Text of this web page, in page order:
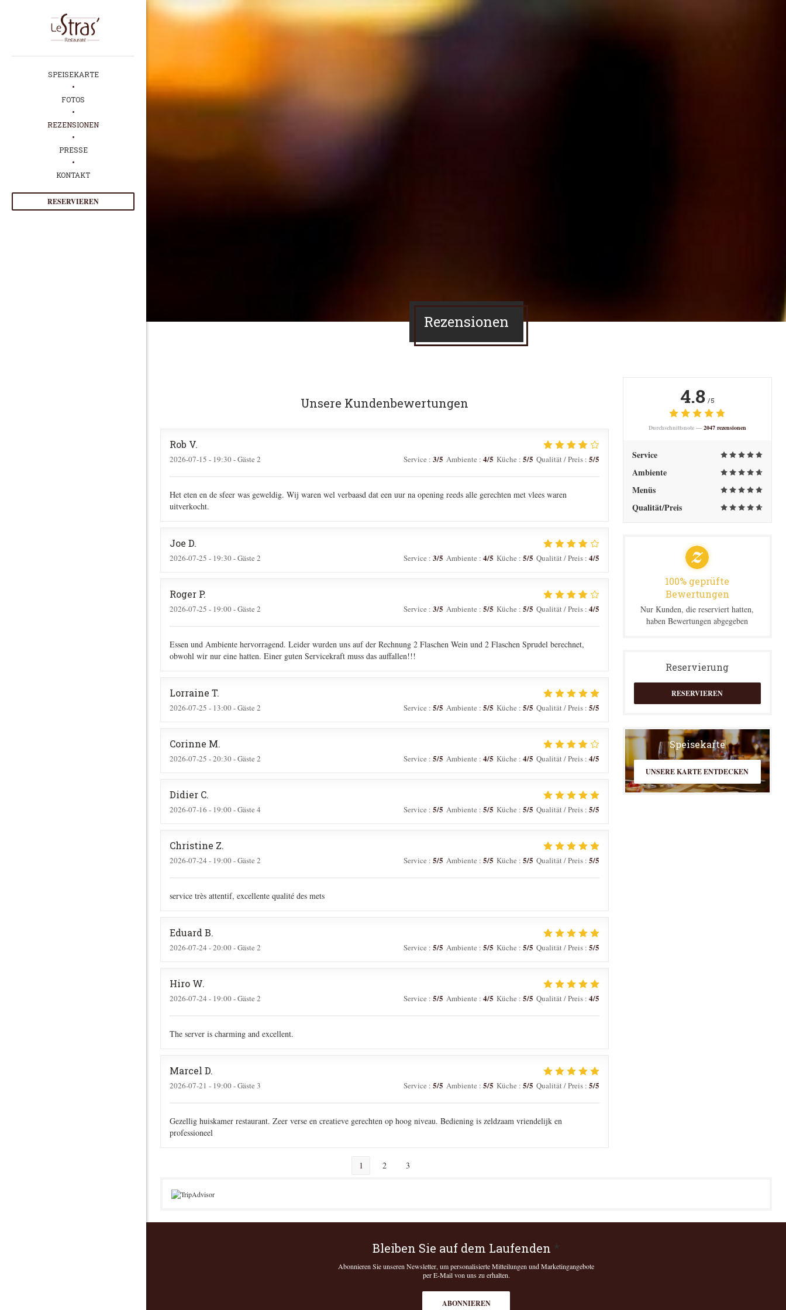
SPEISEKARTE
FOTOS
REZENSIONEN
PRESSE
KONTAKT
RESERVIEREN
Rezensionen
Unsere Kundenbewertungen
Rob V
2026-07-15 - 19:30 - Gäste 2 Service : 3/5 Ambiente : 4/5 Küche : 5/5 Qualität / Preis: 5/5
Het eten en de sfeer was geweldig. Wij waren wel verbaasd dat een uur na opening reeds alle gerechten met vlees waren
uitverkocht.
Joe D
2026-07-25 - 19:30 - Gäste 2 Service : 3/5 Ambiente : 4/5 Küche : 5/5 Qualität / Preis: 4/5
Roger P
2026-07-25 - 19:00 - Gäste 2 Service : 3/5 Ambiente : 5/5 Küche : 5/5 Qualität / Preis: 4/5
Essen und Ambiente hervorragend. Leider wurden uns auf der Rechnung 2 Flaschen Wein und 2 Flaschen Sprudel berechnet,
obwohl wir nur eine hatten. Einer guten Servicekraft muss das auffallen!!!
Lorraine T
2026-07-25 - 13:00 - Gäste 2 Service : 5/5 Ambiente : 5/5 Küche : 5/5 Qualität / Preis: 5/5
Corinne M
2026-07-25 - 20:30 - Gäste 2 Service : 5/5 Ambiente : 4/5 Küche : 4/5 Qualität / Preis: 4/5
Didier C
2026-07-16 - 19:00 - Gäste 4 Service : 5/5 Ambiente : 5/5 Küche : 5/5 Qualität / Preis: 5/5
Christine Z
2026-07-24 - 19:00 - Gäste 2 Service : 5/5 Ambiente : 5/5 Küche : 5/5 Qualität / Preis: 5/5
service très attentif, excellente qualité des mets
Eduard B
2026-07-24 - 20:00 - Gäste 2 Service : 5/5 Ambiente : 5/5 Küche : 5/5 Qualität / Preis: 5/5
Hiro W
2026-07-24 - 19:00 - Gäste 2 Service : 5/5 Ambiente : 4/5 Küche : 5/5 Qualität / Preis: 4/5
The server is charming and excellent.
Marcel D
2026-07-21 - 19:00 - Gäste 3 Service : 5/5 Ambiente : 5/5 Küche : 5/5 Qualität / Preis: 5/5
Gezellig huiskamer restaurant. Zeer verse en creatieve gerechten op hoog niveau. Bediening is zeldzaam vriendelijk en
professioneel
1 2 3
4.8 /5
Durchschnittsnote — 2047 rezensionen
Service
Ambiente
Menüs
Qualität/Preis
100% geprüfte
Bewertungen
Nur Kunden, die reserviert hatten,
haben Bewertungen abgegeben
Reservierung
RESERVIEREN
Speisekarte
UNSERE KARTE ENTDECKEN
Bleiben Sie auf dem Laufenden *
Abonnieren Sie unseren Newsletter, um personalisierte Mitteilungen und Marketingangebote
per E-Mail von uns zu erhalten.
ABONNIEREN